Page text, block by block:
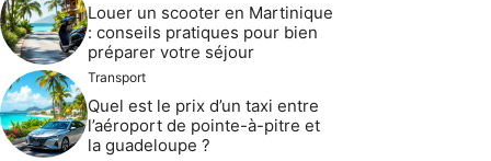
Louer un scooter en Martinique
: conseils pratiques pour bien
préparer votre séjour
Transport
Quel est le prix d’un taxi entre
l’aéroport de pointe-à-pitre et
la guadeloupe ?